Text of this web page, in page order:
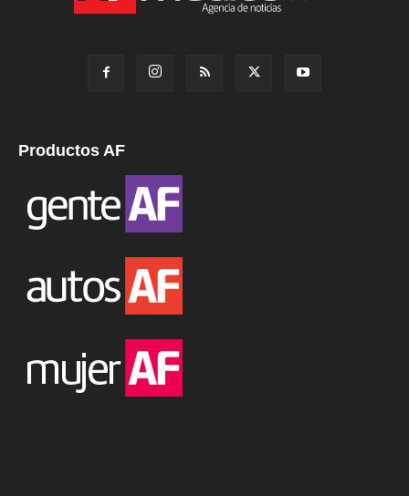
Productos AF